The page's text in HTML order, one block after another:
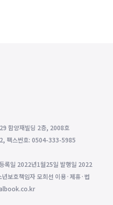
함양재빌딩 2층, 2008호
팩스번호: 0504-333-5985
록일 2022년1월25일 발행일 2022
보호책임자 모희선 이용·제휴·법